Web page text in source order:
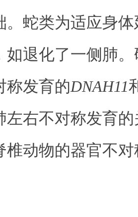
。蛇类为适应身
如退化了一侧肺
称发育的DNAH11
左右不对称发育
椎动物的器官不